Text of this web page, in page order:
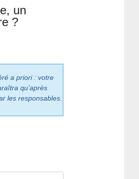
un
?
a priori : votre
qu’après
les responsables.